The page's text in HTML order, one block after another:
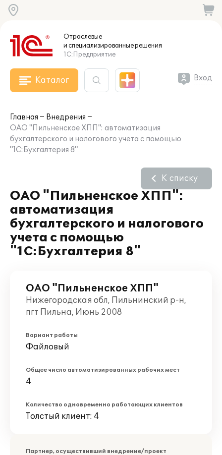
Отраслевые
и специализированныерешения
1С:Предприятие
Каталог Вход
Главная
Внедрения
ОАО "Пильненское ХПП": автоматизация
бухгалтерского и налогового учета с помощью
"1С:Бухгалтерия 8"
ОАО "Пильненское ХПП":
автоматизация
бухгалтерского и налогового
учета с помощью
"1С:Бухгалтерия 8"
К списку
ОАО "Пильненское ХПП"
Нижегородская обл, Пильнинский р-н,
пгт Пильна, Июнь 2008
Вариант работы
Файловый
Общее число автоматизированных рабочих мест
4
Количество одновременно работающих клиентов
Толстый клиент: 4
Партнер, осуществивший внедрение/проект